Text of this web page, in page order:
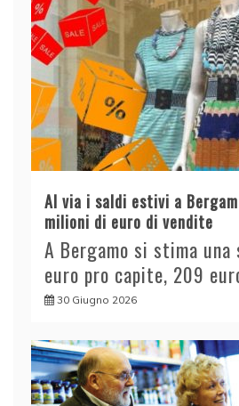
Al via i saldi estivi a
milioni di euro di vendite
A Bergamo si stima una
euro pro capite, 209
30 Giugno 2026